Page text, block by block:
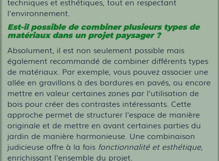
l'environnement.
Est-il possible de combiner plusieurs types de
matériaux dans un projet paysager ?
Absolument, il est non seulement possible mais
également recommandé de combiner différents types
de matériaux. Par exemple, vous pouvez associer une
allée en gravillons à des bordures en pavés, ou encore
mettre en valeur certaines zones par l'utilisation de
bois pour créer des contrastes intéressants. Cette
approche permet de structurer l'espace de manière
originale et de mettre en avant certaines parties du
jardin de manière harmonieuse. Une combinaison
judicieuse offre à la fois fonctionnalité et esthétique,
enrichissant l'ensemble du projet.